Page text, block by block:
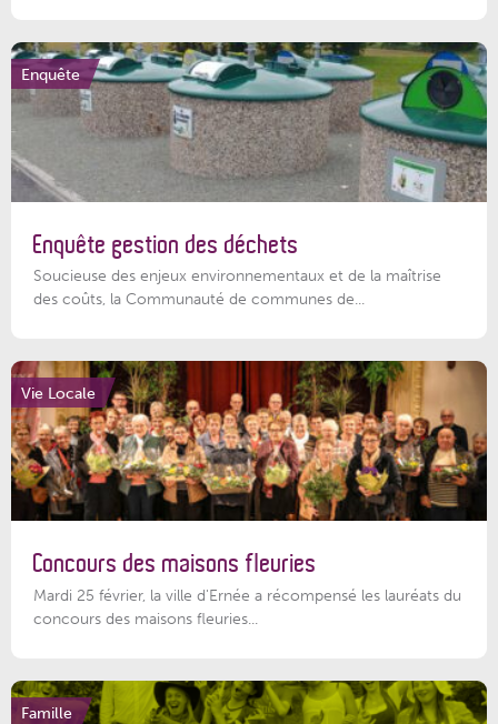
Enquête
Enquête gestion des déchets
Soucieuse des enjeux environnementaux et de la maîtrise
des coûts, la Communauté de communes de...
Vie Locale
Concours des maisons fleuries
Mardi 25 février, la ville d'Ernée a récompensé les lauréats du
concours des maisons fleuries...
Famille